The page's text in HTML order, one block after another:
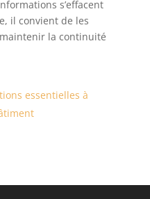
s’effacent
il convient de les
la continuité
essentielles à